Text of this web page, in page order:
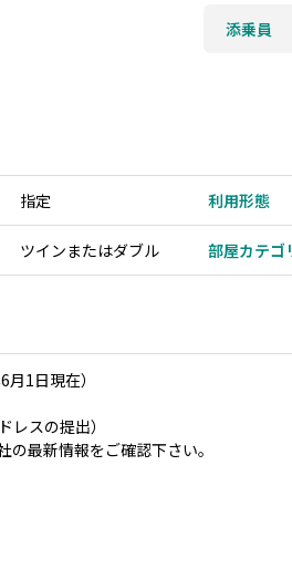
添乗員
指定 利用形態
ツインまたはダブル 部屋カテゴ
1日現在）
スの提出）
最新情報をご確認下さい。